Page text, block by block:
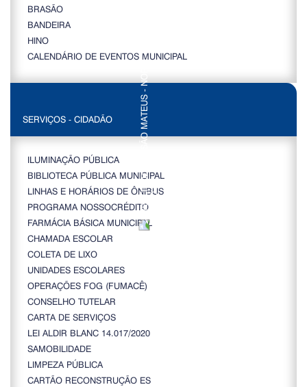
BRASÃO
BANDEIRA
HINO
CALENDÁRIO DE EVENTOS MUNICIPAL
SERVIÇOS - CIDADÃO
ILUMINAÇÃO PÚBLICA
BIBLIOTECA PÚBLICA MUNICIPAL
LINHAS E HORÁRIOS DE ÔNIBUS
PROGRAMA NOSSOCRÉDITO
FARMÁCIA BÁSICA MUNICIPAL
CHAMADA ESCOLAR
COLETA DE LIXO
UNIDADES ESCOLARES
OPERAÇÕES FOG (FUMACÊ)
CONSELHO TUTELAR
CARTA DE SERVIÇOS
LEI ALDIR BLANC 14.017/2020
SAMOBILIDADE
LIMPEZA PÚBLICA
CARTÃO RECONSTRUÇÃO ES